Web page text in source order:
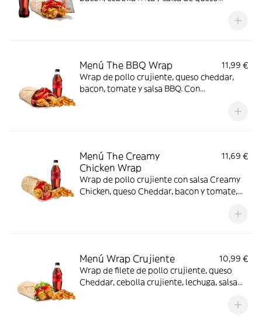
Menú The BBQ Wrap
11,99 €
Wrap de pollo crujiente, queso cheddar,
bacon, tomate y salsa BBQ. Con
Menú The Creamy
Chicken Wrap
11,69 €
Wrap de pollo crujiente con salsa Creamy
Chicken, queso Cheddar, bacon y tomate,
Menú Wrap Crujiente
10,99 €
Wrap de filete de pollo crujiente, queso
Cheddar, cebolla crujiente, lechuga, salsa